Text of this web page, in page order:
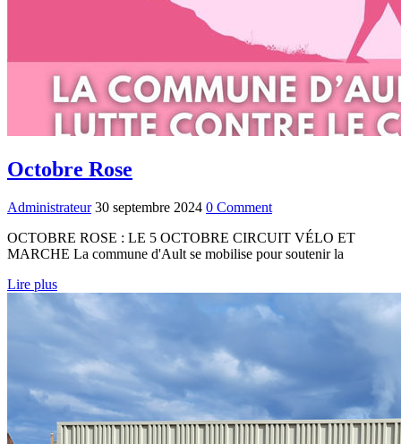
Octobre Rose
Administrateur 30 septembre 2024 0 Comment
OCTOBRE ROSE : LE 5 OCTOBRE CIRCUIT VÉLO ET
MARCHE La commune d'Ault se mobilise pour soutenir la
Lire plus